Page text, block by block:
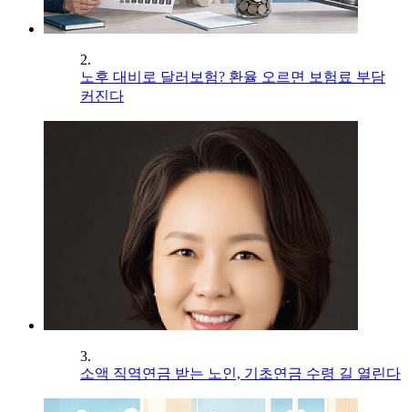
2.
노후 대비로 달러보험? 환율 오르면 보험료 부담
커진다
3.
소액 직역연금 받는 노인, 기초연금 수령 길 열린다